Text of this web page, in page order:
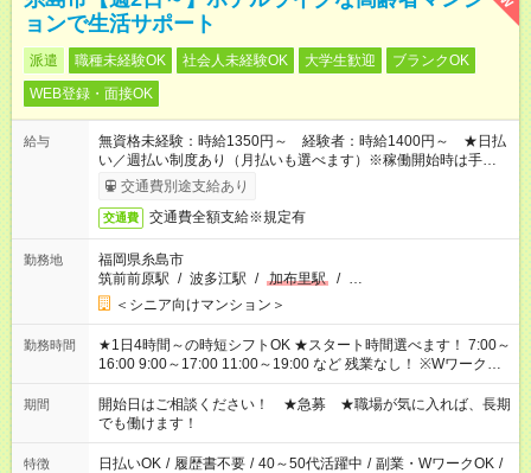
ョンで生活サポート
派遣 職種未経験OK 社会人未経験OK 大学生歓迎
ブランクOK
WEB登録・面接OK
給与
無資格未経験：時給1350円～ 経験者：時給1400円～ ★日払
い／週払い制度あり（月払いも選べます）※稼働開始時は手続き
完了次第のお支払いとなります。
交通費別途支給あり
交通費 交通費全額支給※規定有
勤務地
福岡県糸島市
筑前前原駅 / 波多江駅 / 加布里駅 / …
＜シニア向けマンション＞
勤務時間
★1日4時間～の時短シフトOK ★スタート時間選べます！ 7:00～
16:00 9:00～17:00 11:00～19:00 など 残業なし！ ※Wワークの
場合、他のお仕事と合わせ週40時間超の就業はご案内できませ
ん ※法令に基づき、週20時間以上勤務は社会保険への加入対象
となります ※労働者派遣法（日雇い派遣の原則禁止）により、
短時間・短期間の就業はご案内が難しい場合があります
期間
開始日はご相談ください！ ★急募 ★職場が気に入れば、長期
でも働けます！
特徴 日払いOK / 履歴書不要 / 40～50代活躍中 / 副業・WワークOK /